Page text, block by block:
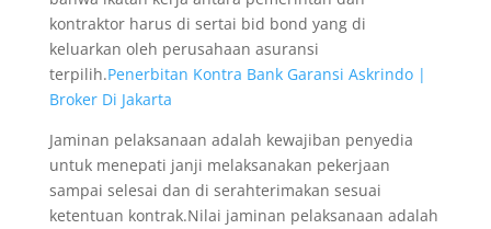
kontraktor harus di sertai bid bond yang di
keluarkan oleh perusahaan asuransi
terpilih.Penerbitan Kontra Bank Garansi Askrindo |
Broker Di Jakarta
Jaminan pelaksanaan adalah kewajiban penyedia
untuk menepati janji melaksanakan pekerjaan
sampai selesai dan di serahterimakan sesuai
ketentuan kontrak.Nilai jaminan pelaksanaan adalah